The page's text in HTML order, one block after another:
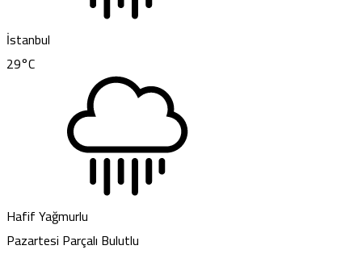
İstanbul
29°C
Hafif Yağmurlu
Pazartesi Parçalı Bulutlu